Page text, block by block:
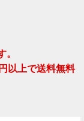
以上で送料無料